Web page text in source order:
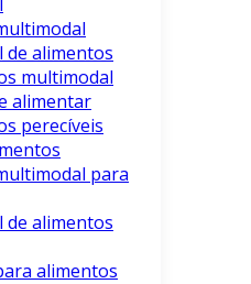
alimentos
multimodal
alimentar
perecíveis
para
alimentos
alimentos